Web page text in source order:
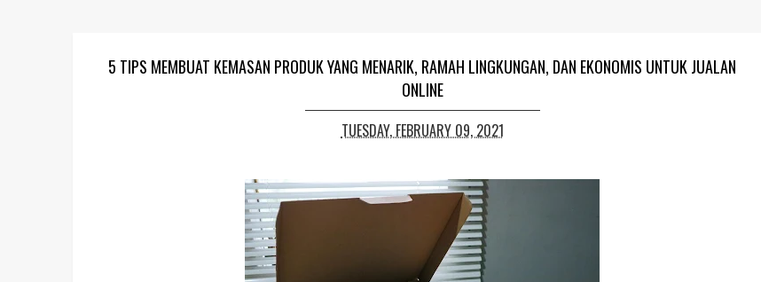
5 TIPS MEMBUAT KEMASAN PRODUK YANG MENARIK, RAMAH LINGKUNGAN, DAN EKONOMIS UNTUK JUALAN
ONLINE
TUESDAY, FEBRUARY 09, 2021